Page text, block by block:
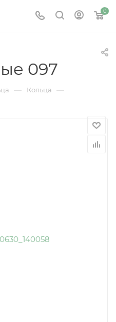
0
097
— Кольца —